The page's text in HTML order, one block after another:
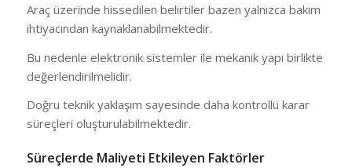
Araç üzerinde hissedilen belirtiler bazen yalnızca bakım
ihtiyacından kaynaklanabilmektedir.
Bu nedenle elektronik sistemler ile mekanik yapı birlikte
değerlendirilmelidir.
Doğru teknik yaklaşım sayesinde daha kontrollü karar
süreçleri oluşturulabilmektedir.
Süreçlerde Maliyeti Etkileyen Faktörler